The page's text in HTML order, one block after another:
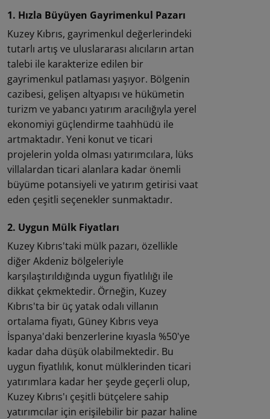
1. Hızla Büyüyen Gayrimenkul Pazarı
Kuzey Kıbrıs, gayrimenkul değerlerindeki
tutarlı artış ve uluslararası alıcıların artan
talebi ile karakterize edilen bir
gayrimenkul patlaması yaşıyor. Bölgenin
cazibesi, gelişen altyapısı ve hükümetin
turizm ve yabancı yatırım aracılığıyla yerel
ekonomiyi güçlendirme taahhüdü ile
artmaktadır. Yeni konut ve ticari
projelerin yolda olması yatırımcılara, lüks
villalardan ticari alanlara kadar önemli
büyüme potansiyeli ve yatırım getirisi vaat
eden çeşitli seçenekler sunmaktadır.
2. Uygun Mülk Fiyatları
Kuzey Kıbrıs'taki mülk pazarı, özellikle
diğer Akdeniz bölgeleriyle
karşılaştırıldığında uygun fiyatlılığı ile
dikkat çekmektedir. Örneğin, Kuzey
Kıbrıs'ta bir üç yatak odalı villanın
ortalama fiyatı, Güney Kıbrıs veya
İspanya'daki benzerlerine kıyasla %50'ye
kadar daha düşük olabilmektedir. Bu
uygun fiyatlılık, konut mülklerinden ticari
yatırımlara kadar her şeyde geçerli olup,
Kuzey Kıbrıs'ı çeşitli bütçelere sahip
yatırımcılar için erişilebilir bir pazar haline